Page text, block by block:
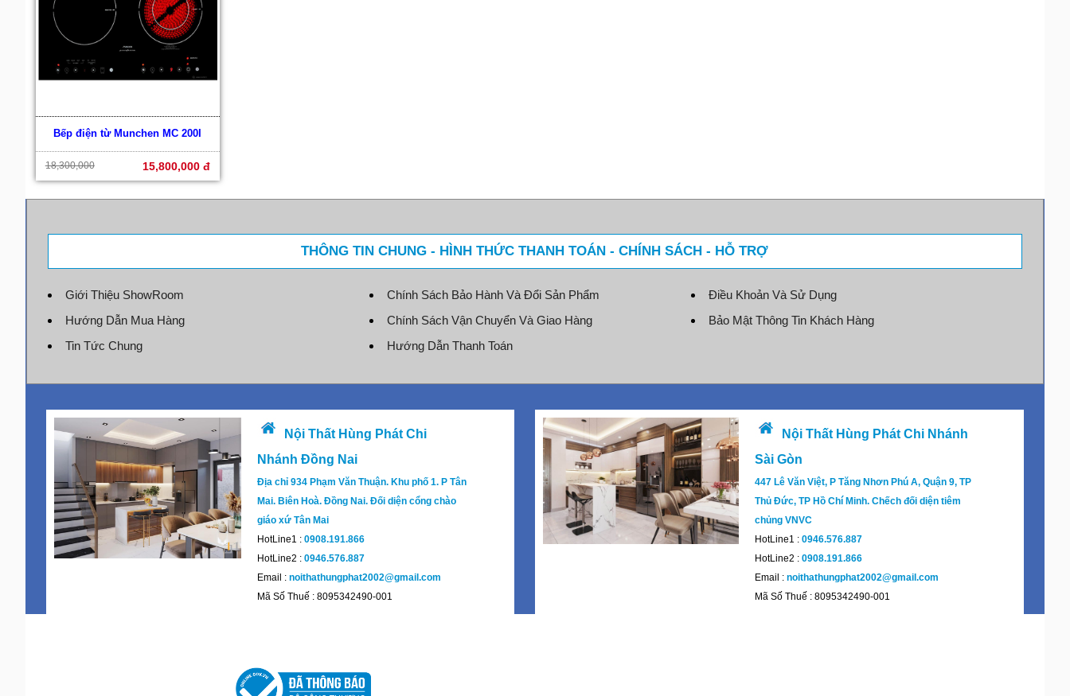
Bếp điện từ Munchen MC 200I
18,300,000 15,800,000 đ
THÔNG TIN CHUNG - HÌNH THỨC THANH TOÁN - CHÍNH SÁCH - HỖ TRỢ
Giới Thiệu ShowRoom
Hướng Dẫn Mua Hàng
Tin Tức Chung
Chính Sách Bảo Hành Và Đổi Sản Phẩm
Chính Sách Vận Chuyển Và Giao Hàng
Hướng Dẫn Thanh Toán
Điều Khoản Và Sử Dụng
Bảo Mật Thông Tin Khách Hàng
Nội Thất Hùng Phát Chi
Nhánh Đồng Nai
Địa chỉ 934 Phạm Văn Thuận. Khu phố 1. P Tân
Mai. Biên Hoà. Đồng Nai. Đối diện cổng chào
giáo xứ Tân Mai
HotLine1 :0908.191.866
HotLine2 :0946.576.887
Email :noithathungphat2002@gmail.com
Mã Số Thuế : 8095342490-001
Nội Thất Hùng Phát Chi Nhánh
Sài Gòn
447 Lê Văn Việt, P Tăng Nhơn Phú A, Quận 9, TP
Thủ Đức, TP Hồ Chí Minh. Chếch đối diện tiêm
chủng VNVC
HotLine1 : 0946.576.887
HotLine2 : 0908.191.866
Email : noithathungphat2002@gmail.com
Mã Số Thuế : 8095342490-001